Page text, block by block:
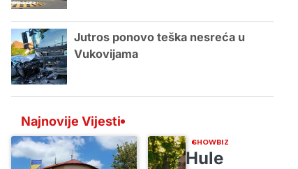
Jutros ponovo teška nesreća u
Vukovijama
Najnovije Vijesti
SHOWBIZ
Hule